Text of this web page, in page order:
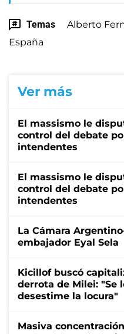
Temas Alberto
España
Ver más
El massismo le
control del debate
intendentes
El massismo le
control del debate
intendentes
La Cámara
embajador Eyal Sela
Kicillof buscó
derrota de Milei: "Se
desestime la locura"
Masiva